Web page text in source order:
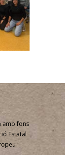
amb fons
Estatal